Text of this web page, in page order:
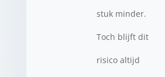
stuk minder.
Toch blijft dit
risico altijd